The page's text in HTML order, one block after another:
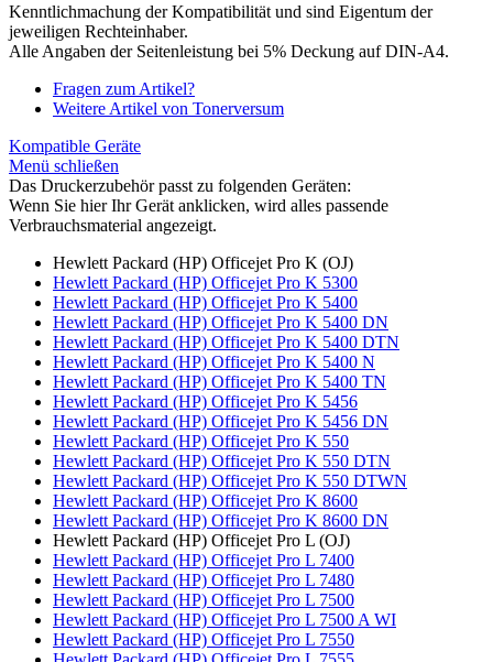
Kenntlichmachung der Kompatibilität und sind Eigentum der
jeweiligen Rechteinhaber.
Alle Angaben der Seitenleistung bei 5% Deckung auf DIN-A4.
Fragen zum Artikel?
Weitere Artikel von Tonerversum
Kompatible Geräte
Menü schließen
Das Druckerzubehör passt zu folgenden Geräten:
Wenn Sie hier Ihr Gerät anklicken, wird alles passende
Verbrauchsmaterial angezeigt.
Hewlett Packard (HP) Officejet Pro K (OJ)
Hewlett Packard (HP) Officejet Pro K 5300
Hewlett Packard (HP) Officejet Pro K 5400
Hewlett Packard (HP) Officejet Pro K 5400 DN
Hewlett Packard (HP) Officejet Pro K 5400 DTN
Hewlett Packard (HP) Officejet Pro K 5400 N
Hewlett Packard (HP) Officejet Pro K 5400 TN
Hewlett Packard (HP) Officejet Pro K 5456
Hewlett Packard (HP) Officejet Pro K 5456 DN
Hewlett Packard (HP) Officejet Pro K 550
Hewlett Packard (HP) Officejet Pro K 550 DTN
Hewlett Packard (HP) Officejet Pro K 550 DTWN
Hewlett Packard (HP) Officejet Pro K 8600
Hewlett Packard (HP) Officejet Pro K 8600 DN
Hewlett Packard (HP) Officejet Pro L (OJ)
Hewlett Packard (HP) Officejet Pro L 7400
Hewlett Packard (HP) Officejet Pro L 7480
Hewlett Packard (HP) Officejet Pro L 7500
Hewlett Packard (HP) Officejet Pro L 7500 A WI
Hewlett Packard (HP) Officejet Pro L 7550